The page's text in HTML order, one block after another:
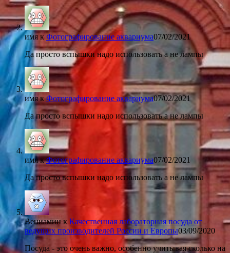
имя кФотографирование аквариума07/02/2021
Да просто вспышки надо использовать а не лампы
имякФотографирование аквариума07/02/2021
Да просто вспышки надо использовать а не лампы
имякФотографирование аквариума07/02/2021
Да просто вспышки надо использовать а не лампы
Вениамин к Качественная лабораторная посуда от
ведущих производителей России и Европы03/09/2020
Посуда - это очень важно, особенно учитывая сколько на